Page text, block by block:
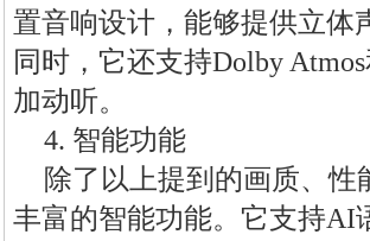
置音响设计，能够提供立体
同时，它还支持Dolby
加动听。
4. 智能功能
除了以上提到的画质、性
丰富的智能功能。它支持AI